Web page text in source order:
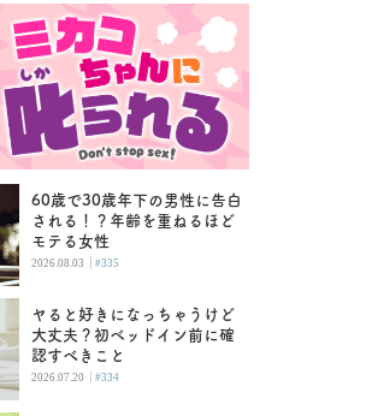
60歳で30歳年下の男性に告白
される！？年齢を重ねるほど
モテる女性
2026.08.03 | #335
ヤると好きになっちゃうけど
大丈夫？初ベッドイン前に確
認すべきこと
2026.07.20 | #334